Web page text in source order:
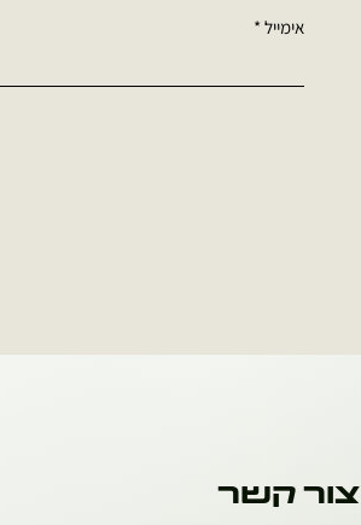
אימייל
צור קשר